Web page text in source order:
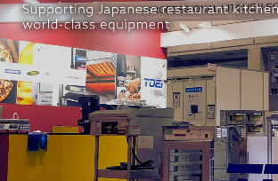
メーカーから探す
カテゴリーから探す
製品別保守情報
メンテナンス
テストキッチン